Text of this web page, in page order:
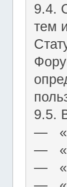
9.4.
тем
9.5.
―
―
―